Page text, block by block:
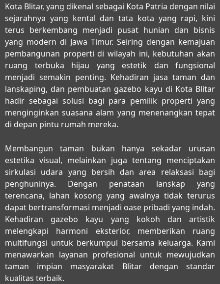
Kota Blitar, yang dikenal sebagai Kota Patria dengan nilai
sejarahnya yang kental dan tata kota yang rapi, kini
terus berkembang menjadi pusat hunian dan bisnis
yang modern di Jawa Timur. Seiring dengan kemajuan
pembangunan properti di wilayah ini, kebutuhan akan
ruang terbuka hijau yang estetik dan fungsional
menjadi semakin penting. Kehadiran jasa taman dan
lanskaping, dan pembuatan gazebo kayu di Kota Blitar
hadir sebagai solusi bagi para pemilik properti yang
menginginkan suasana alam yang menenangkan tepat
di depan pintu rumah mereka.
Membangun taman bukan hanya sekadar urusan
estetika visual, melainkan juga tentang menciptakan
sirkulasi udara yang bersih dan area relaksasi bagi
penghuninya. Dengan penataan lanskap yang
terencana, lahan kosong yang awalnya tidak terurus
dapat bertransformasi menjadi oase pribadi yang indah.
Kehadiran gazebo kayu yang kokoh dan artistik
melengkapi harmoni eksterior, memberikan ruang
multifungsi untuk berkumpul bersama keluarga. Kami
menawarkan layanan profesional untuk mewujudkan
taman impian masyarakat Blitar dengan standar
kualitas terbaik.